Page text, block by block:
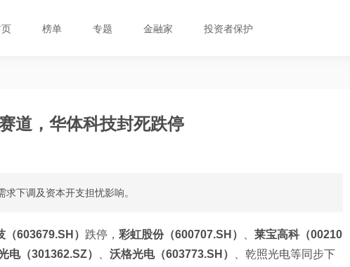
榜单 专题 金融家 投资者保护
道，华体科技封死跌停
下调及资本开支担忧影响。
（603679.SH） 跌停， 彩虹股份（600707.SH）
莱宝高科（00210
电（301362.SZ） 沃格光电（603773.SH）
、乾照光电等同步下